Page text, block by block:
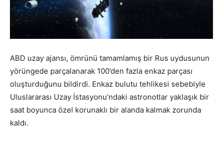
ABD uzay ajansı, ömrünü tamamlamış bir Rus uydusunun
yörüngede parçalanarak 100’den fazla enkaz parçası
oluşturduğunu bildirdi. Enkaz bulutu tehlikesi sebebiyle
Uluslararası Uzay İstasyonu’ndaki astronotlar yaklaşık bir
saat boyunca özel korunaklı bir alanda kalmak zorunda
kaldı.